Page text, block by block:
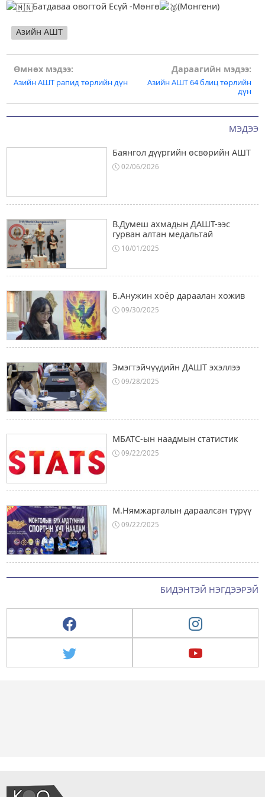
МЭДЭЭ
Баянгол дүүргийн өсвөрийн АШТ
02/06/2026
В.Думеш ахмадын ДАШТ-ээс
гурван алтан медальтай
10/01/2025
Б.Анужин хоёр дараалан хожив
09/30/2025
Эмэгтэйчүүдийн ДАШТ эхэллээ
09/28/2025
МБАТС-ын наадмын статистик
09/22/2025
М.Нямжаргалын дараалсан түрүү
09/22/2025
БИДЭНТЭЙ НЭГДЭЭРЭЙ
Батдаваа овогтой Есүй -Мөнгө
(Монгени)
Азийн АШТ
Post
navigation
Өмнөх мэдээ:
Азийн АШТ рапид төрлийн дүн
Дараагийн мэдээ:
Азийн АШТ 64 блиц төрлийн
дүн